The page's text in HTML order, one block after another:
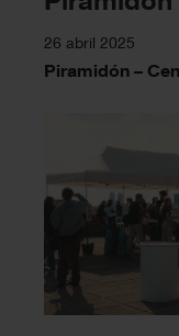
26 abril 2025
Piramidón –